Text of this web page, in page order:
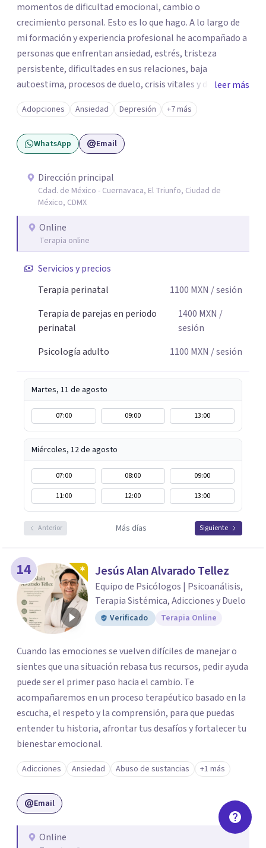
momentos de dificultad emocional, cambio o
crecimiento personal. Esto es lo que hago. A lo largo de
mi formación y experiencia profesional he acompañado a
personas que enfrentan ansiedad, estrés, tristeza
persistente, dificultades en sus relaciones, baja
autoestima, procesos de duelo, crisis vitales y desafíos
relacionados con la adaptación a nuevas etapas de la vida.
Mi enfoque se basa en la escucha empática, el respeto por
la historia de cada persona y el trabajo conjunto para
desarrollar herramientas que favorezcan el bienestar
que buscar ayuda psicológica es un acto de valentía y
autocuidado. Mi objetivo es acompañarte para que puedas
comprender mejor lo que estás viviendo, fortalecer tus
recursos personales y construir una vida más plena y
congruente con tus necesidades y valores.
leer más
Adopciones Ansiedad Depresión +7 más
WhatsApp Email
Dirección principal
Cdad. de México - Cuernavaca, El Triunfo, Ciudad de
México, CDMX
Online
Terapia online
Servicios y precios
Terapia perinatal
1100 MXN / sesión
Terapia de parejas en periodo
perinatal
1400 MXN /
sesión
Psicología adulto
1100 MXN / sesión
Martes, 11 de agosto
07:00 09:00 13:00
Miércoles, 12 de agosto
07:00 08:00
09:00
11:00
12:00 13:00
Anterior Más días Siguiente
14 Jesús Alan Alvarado Tellez
Equipo de Psicólogos | Psicoanálisis,
Terapia Sistémica, Adicciones y Duelo
Verificado Terapia Online
Cuando las emociones se vuelven difíciles de manejar o
sientes que una situación rebasa tus recursos, pedir ayuda
puede ser el primer paso hacia el cambio. Te
acompañaremos en un proceso terapéutico basado en la
escucha, el respeto y la comprensión, para que puedas
entender tu historia, afrontar tus desafíos y fortalecer tu
bienestar emocional.
Adicciones Ansiedad Abuso de sustancias +1 más
Email
Online